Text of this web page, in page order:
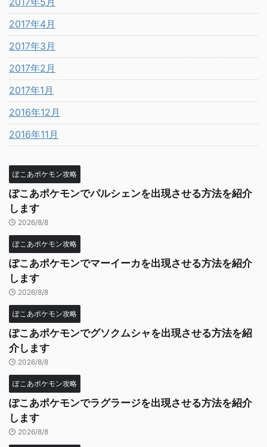
2017年4月
2017年3月
2017年2月
2017年1月
2016年12月
2016年11月
ぽこあポケモン攻略
ぽこあポケモンでパルシェンを出現させる方法を紹介
します
2026/8/8
ぽこあポケモン攻略
ぽこあポケモンでマーイーカを出現させる方法を紹介
します
2026/8/8
ぽこあポケモン攻略
ぽこあポケモンでグソクムシャを出現させる方法を紹
介します
2026/8/8
ぽこあポケモン攻略
ぽこあポケモンでラグラージを出現させる方法を紹介
します
2026/8/8